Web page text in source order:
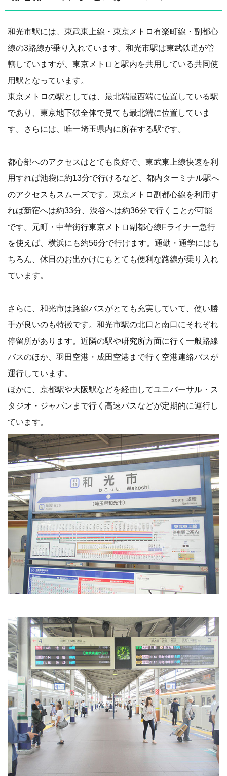
和光市駅には、東武東上線・東京メトロ有楽町線・副都心
線の3路線が乗り入れています。和光市駅は東武鉄道が管
轄していますが、東京メトロと駅内を共用している共同使
用駅となっています。
東京メトロの駅としては、最北端最西端に位置している駅
であり、東京地下鉄全体で見ても最北端に位置していま
す。さらには、唯一埼玉県内に所在する駅です。
都心部へのアクセスはとても良好で、東武東上線快速を利
用すれば池袋に約13分で行けるなど、都内ターミナル駅へ
のアクセスもスムーズです。東京メトロ副都心線を利用す
れば新宿へは約33分、渋谷へは約36分で行くことが可能
です。元町・中華街行東京メトロ副都心線Fライナー急行
を使えば、横浜にも約56分で行けます。通勤・通学にはも
ちろん、休日のお出かけにもとても便利な路線が乗り入れ
ています。
さらに、和光市は路線バスがとても充実していて、使い勝
手が良いのも特徴です。和光市駅の北口と南口にそれぞれ
停留所があります。近隣の駅や研究所方面に行く一般路線
バスのほか、羽田空港・成田空港まで行く空港連絡バスが
運行しています。
ほかに、京都駅や大阪駅などを経由してユニバーサル・ス
タジオ・ジャパンまで行く高速バスなどが定期的に運行し
ています。